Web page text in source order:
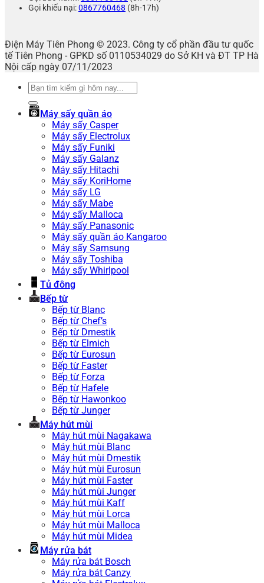
Gọi khiếu nại:0867760468 (8h-17h)
Điện Máy Tiên Phong © 2023. Công ty cổ phần đầu tư quốc
tế Tiên Phong - GPKD số 0110534029 do Sở KH và ĐT TP Hà
Nội cấp ngày 07/11/2023
Tìm
Máy sấy quần áo
Máy sấy Casper
Máy sấy Electrolux
Máy sấy Funiki
Máy sấy Galanz
Máy sấy Hitachi
Máy sấy KoriHome
Máy sấy LG
Máy sấy Mabe
Máy sấy Malloca
Máy sấy Panasonic
Máy sấy quần áo Kangaroo
Máy sấy Samsung
Máy sấy Toshiba
Máy sấy Whirlpool
Tủ đông
Bếp từ
Bếp từ Blanc
Bếp từ Chef’s
Bếp từ Dmestik
Bếp từ Elmich
Bếp từ Eurosun
Bếp từ Faster
Bếp từ Forza
Bếp từ Hafele
Bếp từ Hawonkoo
Bếp từ Junger
Máy hút mùi
Máy hút mùi Nagakawa
Máy hút mùi Blanc
Máy hút mùi Dmestik
Máy hút mùi Eurosun
Máy hút mùi Faster
Máy hút mùi Junger
Máy hút mùi Kaff
Máy hút mùi Lorca
Máy hút mùi Malloca
Máy hút mùi Midea
Máy rửa bát
Máy rửa bát Bosch
Máy rửa bát Canzy